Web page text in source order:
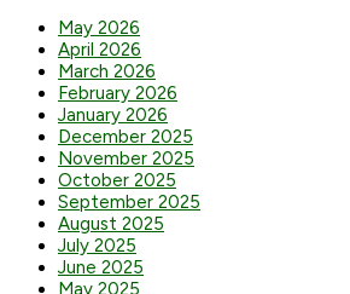
May 2026
April 2026
March 2026
February 2026
January 2026
December 2025
November 2025
October 2025
September 2025
August 2025
July 2025
June 2025
May 2025